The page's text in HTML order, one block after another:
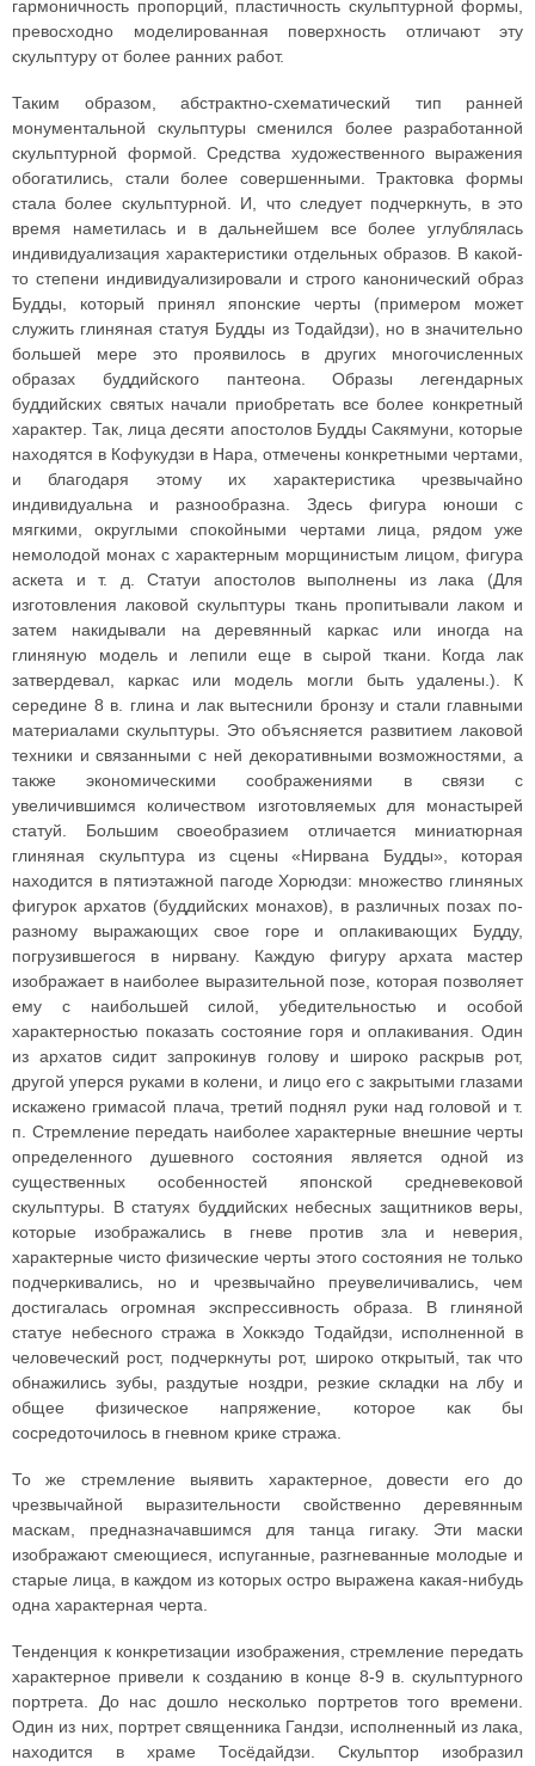
гармоничность пропорций, пластичность скульптурной формы,
превосходно моделированная поверхность отличают эту
скульптуру от более ранних работ.
Таким образом, абстрактно-схематический тип ранней
монументальной скульптуры сменился более разработанной
скульптурной формой. Средства художественного выражения
обогатились, стали более совершенными. Трактовка формы
стала более скульптурной. И, что следует подчеркнуть, в это
время наметилась и в дальнейшем все более углублялась
индивидуализация характеристики отдельных образов. В какой-
то степени индивидуализировали и строго канонический образ
Будды, который принял японские черты (примером может
служить глиняная статуя Будды из Тодайдзи), но в значительно
большей мере это проявилось в других многочисленных
образах буддийского пантеона. Образы легендарных
буддийских святых начали приобретать все более конкретный
характер. Так, лица десяти апостолов Будды Сакямуни, которые
находятся в Кофукудзи в Нара, отмечены конкретными чертами,
и благодаря этому их характеристика чрезвычайно
индивидуальна и разнообразна. Здесь фигура юноши с
мягкими, округлыми спокойными чертами лица, рядом уже
немолодой монах с характерным морщинистым лицом, фигура
аскета и т. д. Статуи апостолов выполнены из лака (Для
изготовления лаковой скульптуры ткань пропитывали лаком и
затем накидывали на деревянный каркас или иногда на
глиняную модель и лепили еще в сырой ткани. Когда лак
затвердевал, каркас или модель могли быть удалены.). К
середине 8 в. глина и лак вытеснили бронзу и стали главными
материалами скульптуры. Это объясняется развитием лаковой
техники и связанными с ней декоративными возможностями, а
также экономическими соображениями в связи с
увеличившимся количеством изготовляемых для монастырей
статуй. Большим своеобразием отличается миниатюрная
глиняная скульптура из сцены «Нирвана Будды», которая
находится в пятиэтажной пагоде Хорюдзи: множество глиняных
фигурок архатов (буддийских монахов), в различных позах по-
разному выражающих свое горе и оплакивающих Будду,
погрузившегося в нирвану. Каждую фигуру архата мастер
изображает в наиболее выразительной позе, которая позволяет
ему с наибольшей силой, убедительностью и особой
характерностью показать состояние горя и оплакивания. Один
из архатов сидит запрокинув голову и широко раскрыв рот,
другой уперся руками в колени, и лицо его с закрытыми глазами
искажено гримасой плача, третий поднял руки над головой и т.
п. Стремление передать наиболее характерные внешние черты
определенного душевного состояния является одной из
существенных особенностей японской средневековой
скульптуры. В статуях буддийских небесных защитников веры,
которые изображались в гневе против зла и неверия,
характерные чисто физические черты этого состояния не только
подчеркивались, но и чрезвычайно преувеличивались, чем
достигалась огромная экспрессивность образа. В глиняной
статуе небесного стража в Хоккэдо Тодайдзи, исполненной в
человеческий рост, подчеркнуты рот, широко открытый, так что
обнажились зубы, раздутые ноздри, резкие складки на лбу и
общее физическое напряжение, которое как бы
сосредоточилось в гневном крике стража.
То же стремление выявить характерное, довести его до
чрезвычайной выразительности свойственно деревянным
маскам, предназначавшимся для танца гигаку. Эти маски
изображают смеющиеся, испуганные, разгневанные молодые и
старые лица, в каждом из которых остро выражена какая-нибудь
одна характерная черта.
Тенденция к конкретизации изображения, стремление передать
характерное привели к созданию в конце 8-9 в. скульптурного
портрета. До нас дошло несколько портретов того времени.
Один из них, портрет священника Гандзи, исполненный из лака,
находится в храме Тосёдайдзи. Скульптор изобразил